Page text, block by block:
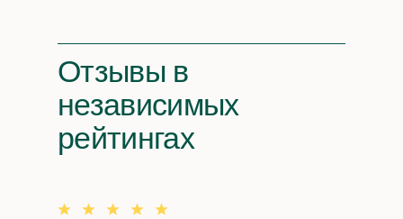
Отзывы в
независимых
рейтингах